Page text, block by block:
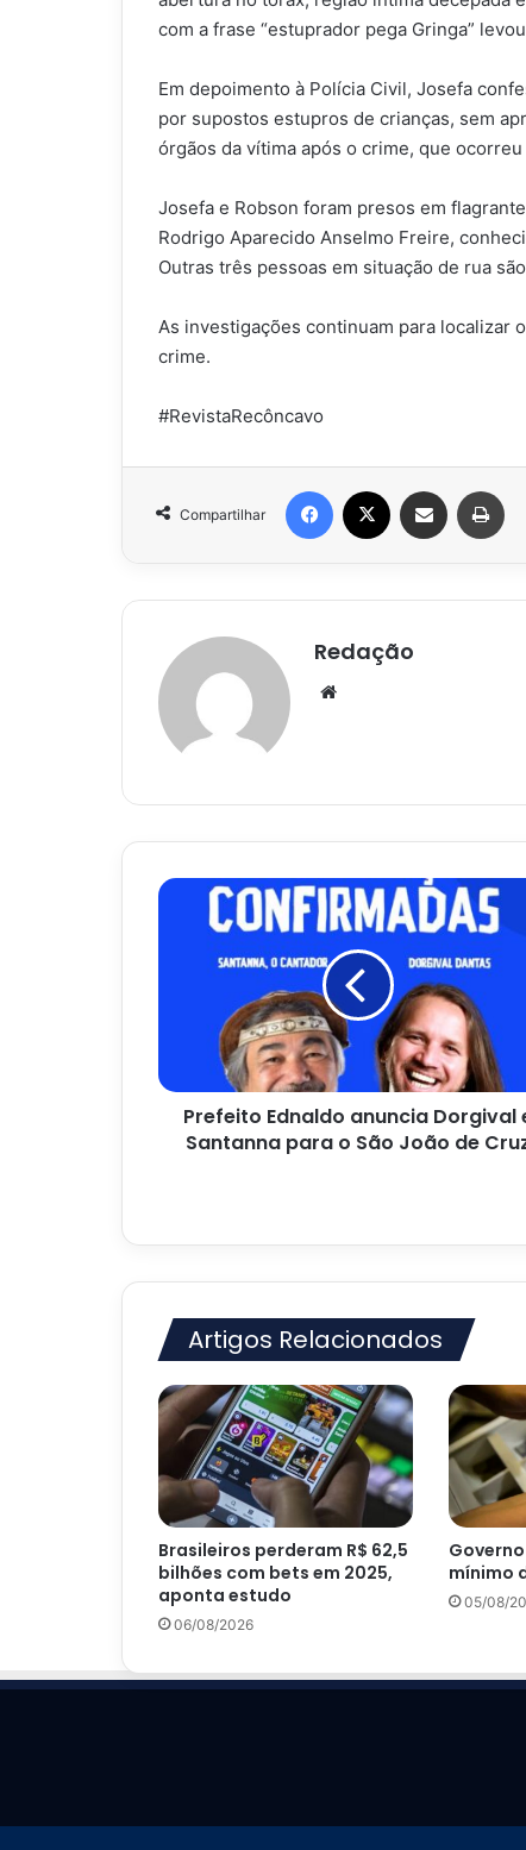
com a frase “estuprador pega Gringa”
Em depoimento à Polícia Civil, Josefa
por supostos estupros de crianças, sem
órgãos da vítima após o crime, que
Josefa e Robson foram presos em
Rodrigo Aparecido Anselmo Freire,
Outras três pessoas em situação de rua
As investigações continuam para localizar
crime.
#RevistaRecôncavo
Compartilhar
Facebook Compartilhar via e-mail
Redação
Prefeito
Ednaldo
anuncia
Dorgival
São
JoãoPrefeito Ednaldo anuncia Dorgival
Santanna para o São João de
Artigos Relacionados
Brasileiros perderam R$ 62,5
bilhões com bets em 2025,
aponta estudo
06/08/2026
mínimo
05/08/